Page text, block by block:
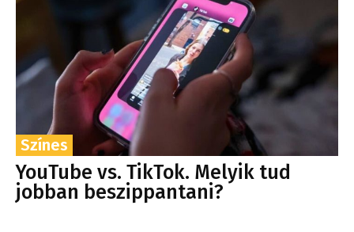
Színes
YouTube vs. TikTok. Melyik tud
jobban beszippantani?